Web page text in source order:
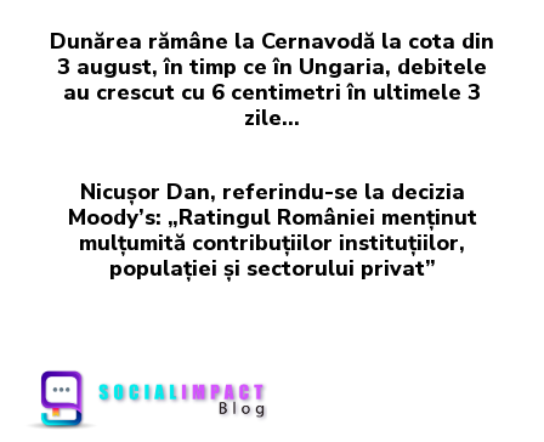
Dunărea rămâne la Cernavodă la cota din
3 august, în timp ce în Ungaria, debitele
au crescut cu 6 centimetri în ultimele 3
zile...
Nicușor Dan, referindu-se la decizia
Moody’s: „Ratingul României menținut
mulțumită contribuțiilor instituțiilor,
populației și sectorului privat”